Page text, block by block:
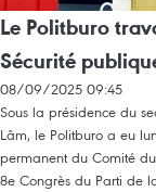
Le Politburo
Sécurité
08/09/2025 09:45
Sous la présidence du
Lâm, le Politburo a eu
permanent du Comité
8e Congrès du Parti de